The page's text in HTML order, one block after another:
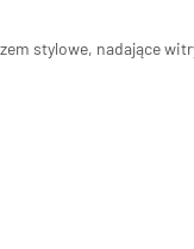
stylowe, nadające